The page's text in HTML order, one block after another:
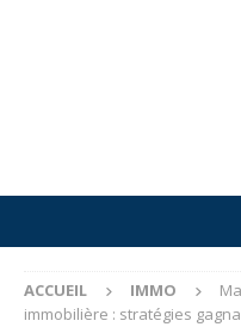
ACCUEIL IMMO
immobilière : stratégies